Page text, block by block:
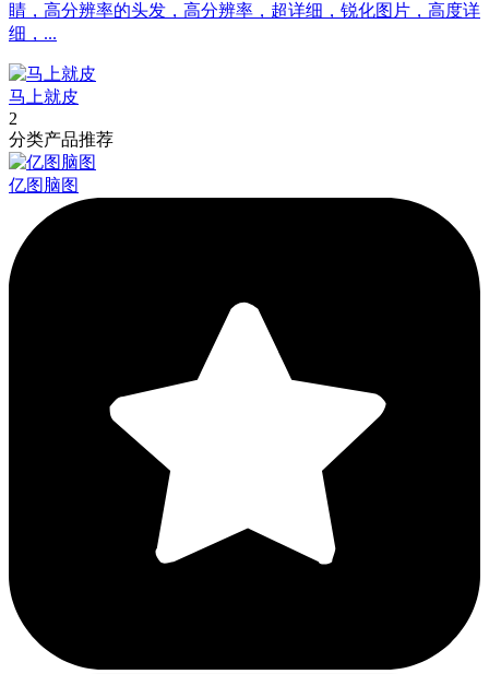
睛，高分辨率的头发，高分辨率，超详细，锐化图片，高度详
细，...
马上就皮
2
分类产品推荐
亿图脑图